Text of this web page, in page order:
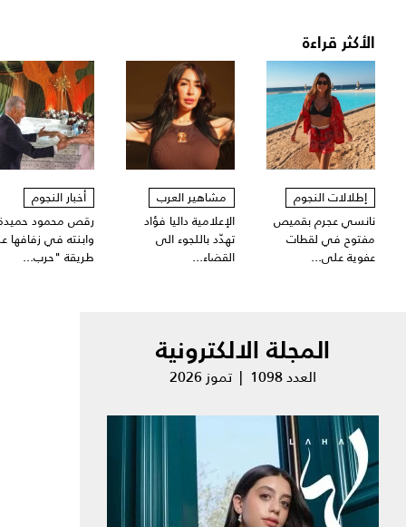
الأكثر قراءة
إطلالات النجوم
نانسي عجرم بقميص
مفتوح في لقطات
عفوية على...
مشاهير العرب
الإعلامية داليا فؤاد
تهدّد باللجوء الى
القضاء...
أخبار النجوم
رقص محمود
وابنته في زفافها
طريقة "حرب...
المجلة الالكترونية
العدد 1098 | تموز 2026